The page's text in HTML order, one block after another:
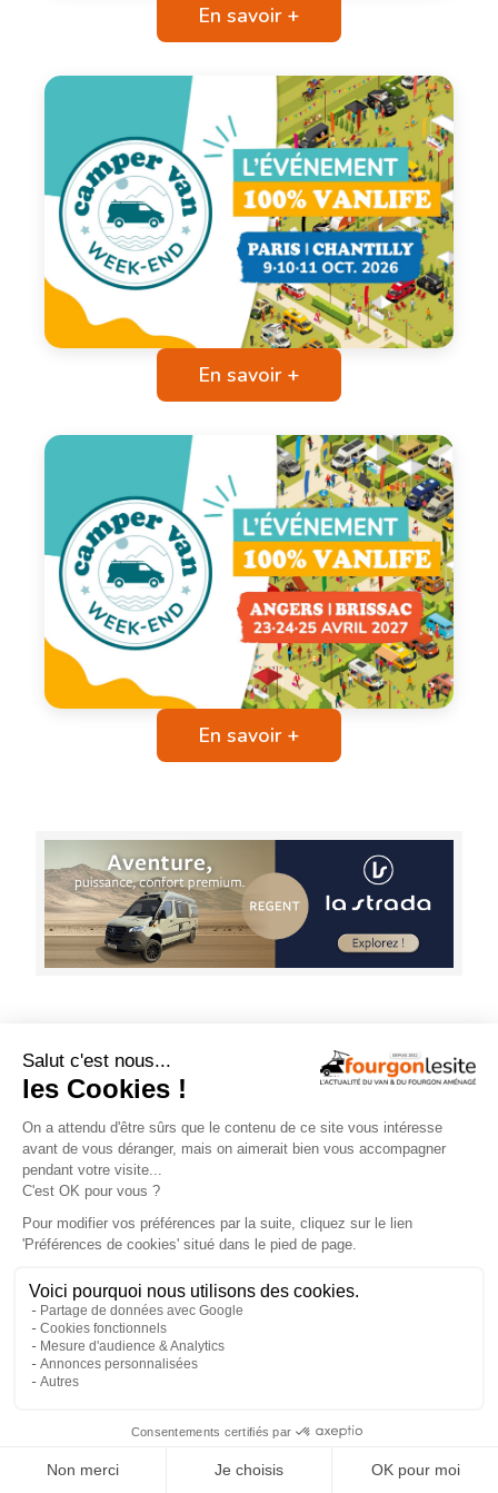
En savoir +
En savoir +
En savoir +
← ARTICLE PRÉCÉDENT
ARTICLE SUIVANT →
Oui , je veux recevoir la newsletter
désinscrire à tout moment à l'aide des liens accessibles dans la newsletter.